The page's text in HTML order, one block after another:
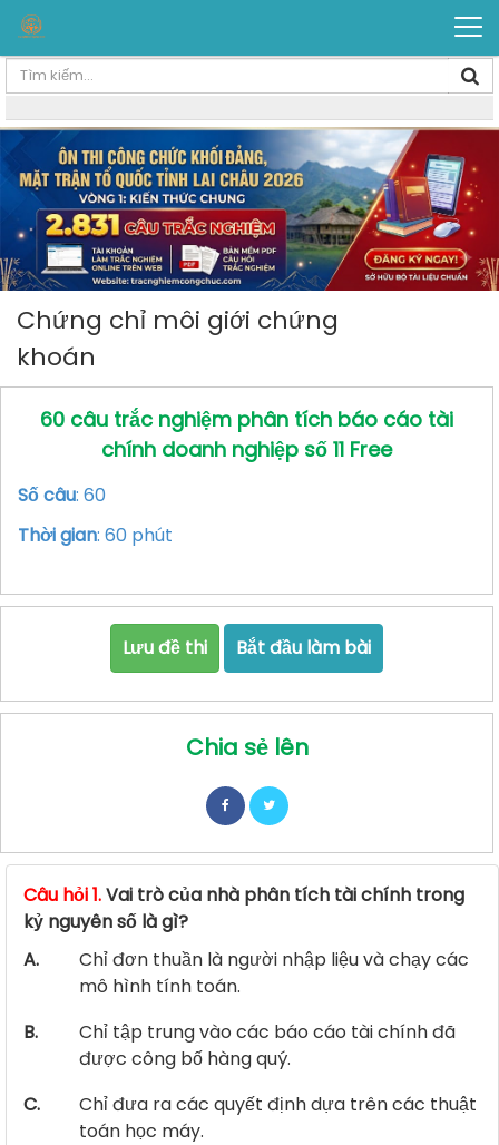
Chứng chỉ môi giới chứng
khoán
60 câu trắc nghiệm phân tích báo cáo tài
chính doanh nghiệp số 11 Free
Số câu: 60
Thời gian: 60 phút
Lưu đề thi Bắt đầu làm bài
Chia sẻ lên
Câu hỏi 1.Vai trò của nhà phân tích tài chính trong
kỷ nguyên số là gì?
A.
Chỉ đơn thuần là người nhập liệu và chạy các
mô hình tính toán.
B.
Chỉ tập trung vào các báo cáo tài chính đã
được công bố hàng quý.
C.
Chỉ đưa ra các quyết định dựa trên các thuật
toán học máy.